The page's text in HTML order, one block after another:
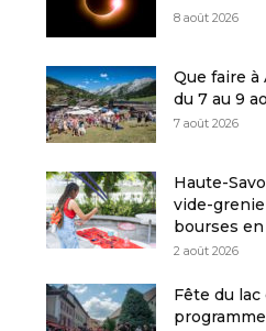
8 août 2026
Que faire
du 7 au 9
7 août 2026
Haute-
vide-
bourses
2 août 2026
Fête du lac